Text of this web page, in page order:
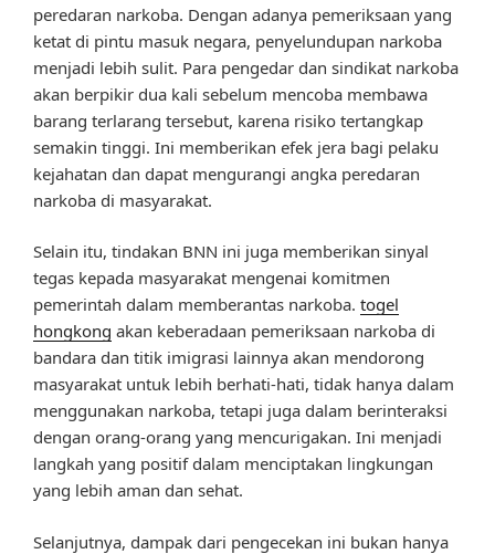
peredaran narkoba. Dengan adanya pemeriksaan yang
ketat di pintu masuk negara, penyelundupan narkoba
menjadi lebih sulit. Para pengedar dan sindikat narkoba
akan berpikir dua kali sebelum mencoba membawa
barang terlarang tersebut, karena risiko tertangkap
semakin tinggi. Ini memberikan efek jera bagi pelaku
kejahatan dan dapat mengurangi angka peredaran
narkoba di masyarakat.
Selain itu, tindakan BNN ini juga memberikan sinyal
tegas kepada masyarakat mengenai komitmen
pemerintah dalam memberantas narkoba. togel
hongkong akan keberadaan pemeriksaan narkoba di
bandara dan titik imigrasi lainnya akan mendorong
masyarakat untuk lebih berhati-hati, tidak hanya dalam
menggunakan narkoba, tetapi juga dalam berinteraksi
dengan orang-orang yang mencurigakan. Ini menjadi
langkah yang positif dalam menciptakan lingkungan
yang lebih aman dan sehat.
Selanjutnya, dampak dari pengecekan ini bukan hanya